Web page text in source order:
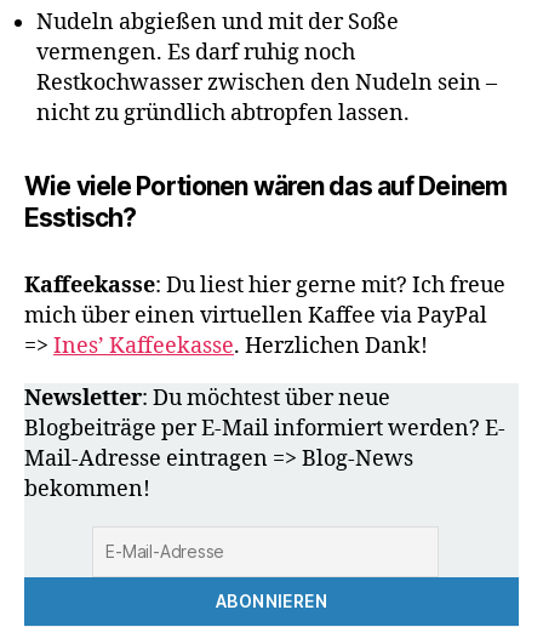
Nudeln abgießen und mit der Soße
vermengen. Es darf ruhig noch
Restkochwasser zwischen den Nudeln sein –
nicht zu gründlich abtropfen lassen.
Wie viele Portionen wären das auf Deinem
Esstisch?
Kaffeekasse: Du liest hier gerne mit? Ich freue
mich über einen virtuellen Kaffee via PayPal
=> Ines’ Kaffeekasse. Herzlichen Dank!
Newsletter: Du möchtest über neue
Blogbeiträge per E-Mail informiert werden? E-
Mail-Adresse eintragen => Blog-News
bekommen!